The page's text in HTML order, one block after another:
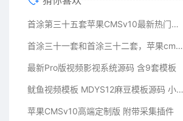
首涂第三十五套苹果CMSv10最新热门短剧模板
首涂三十一套和首涂三十二套，苹果cms付费模板
最新Pro版视频影视系统源码 含9套模板
鱿鱼视频模板 MDYS12麻豆模板源码 小说网站源码模板
苹果CMSv10高端定制版 附带采集插件